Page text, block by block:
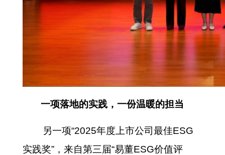
一项落地的实践，一份温暖的担当
另一项“2025年度上市公司最佳ESG
实践奖”，来自第三届“易董ESG价值评